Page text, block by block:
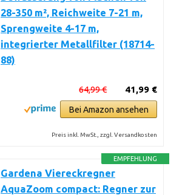
28-350 m², Reichweite 7-21 m,
Sprengweite 4-17 m,
integrierter Metallfilter (18714-
88)
41,99 €
64,99 €
Bei Amazon ansehen
Preis inkl. MwSt., zzgl. Versandkosten
EMPFEHLUNG
Gardena Viereckregner
AquaZoom compact: Regner zur